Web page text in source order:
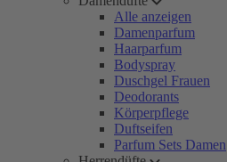
Alle anzeigen
Damenparfum
Haarparfum
Bodyspray
Duschgel Frauen
Deodorants
Körperpflege
Duftseifen
Parfum Sets Damen